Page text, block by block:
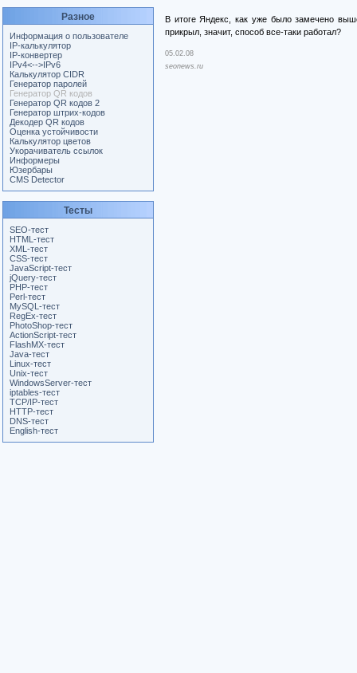
Разное
Информация о пользователе
IP-калькулятор
IP-конвертер
IPv4<-->IPv6
Калькулятор CIDR
Генератор паролей
Генератор QR кодов
Генератор QR кодов 2
Генератор штрих-кодов
Декодер QR кодов
Оценка устойчивости
Калькулятор цветов
Укорачиватель ссылок
Информеры
Юзербары
CMS Detector
Тесты
SEO-тест
HTML-тест
XML-тест
CSS-тест
JavaScript-тест
jQuery-тест
PHP-тест
Perl-тест
MySQL-тест
RegEx-тест
PhotoShop-тест
ActionScript-тест
FlashMX-тест
Java-тест
Linux-тест
Unix-тест
WindowsServer-тест
iptables-тест
TCP/IP-тест
HTTP-тест
DNS-тест
English-тест
В итоге Яндекс, как уже было замечено
прикрыл, значит, способ все-таки работал?
05.02.08
seonews.ru